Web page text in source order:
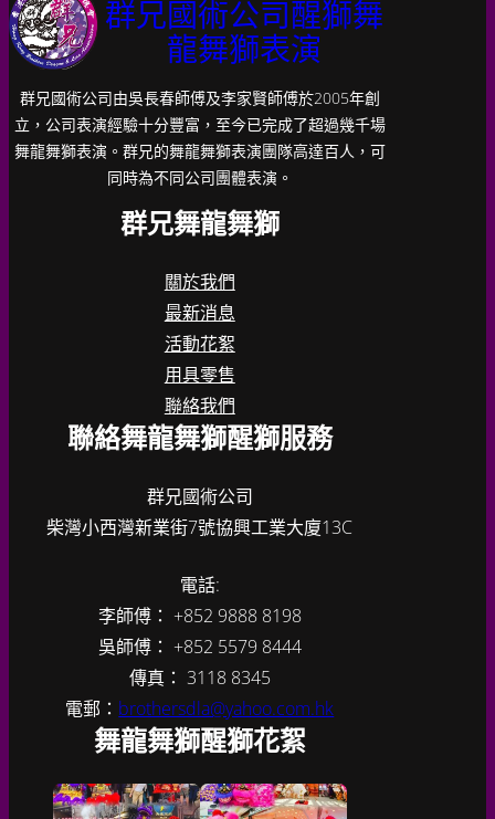
群兄國術公司醒獅舞
龍舞獅表演
群兄國術公司由吳長春師傅及李家賢師傅於2005年創
立，公司表演經驗十分豐富，至今已完成了超過幾千場
舞龍舞獅表演。群兄的舞龍舞獅表演團隊高達百人，可
同時為不同公司團體表演。
群兄舞龍舞獅
關於我們
最新消息
活動花絮
用具零售
聯絡我們
聯絡舞龍舞獅醒獅服務
群兄國術公司
柴灣小西灣新業街7號協興工業大廈13C
電話:
李師傅： +852 9888 8198
吳師傅： +852 5579 8444
傳真： 3118 8345
電郵： brothersdla@yahoo.com.hk
舞龍舞獅醒獅花絮